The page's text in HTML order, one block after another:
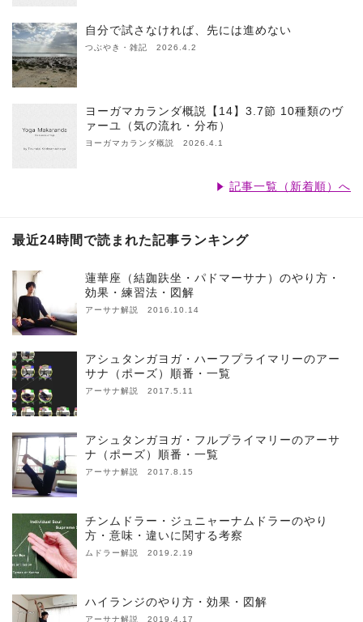
自分で試さなければ、先には進めない
つぶやき・雑記 2026.4.2
ヨーガマカランダ概説【14】3.7節 10種類のヴ
ァーユ（気の流れ・分布）
ヨーガマカランダ概説 2026.4.1
記事一覧（新着順）へ
最近24時間で読まれた記事ランキング
蓮華座（結跏趺坐・パドマーサナ）のやり方・
効果・練習法・図解
アーサナ解説 2016.10.14
アシュタンガヨガ・ハーフプライマリーのアー
サナ（ポーズ）順番・一覧
アーサナ解説 2017.5.11
アシュタンガヨガ・フルプライマリーのアーサ
ナ（ポーズ）順番・一覧
アーサナ解説 2017.8.15
チンムドラー・ジュニャーナムドラーのやり
方・意味・違いに関する考察
ムドラー解説 2019.2.19
ハイランジのやり方・効果・図解
アーサナ解説 2019.4.17